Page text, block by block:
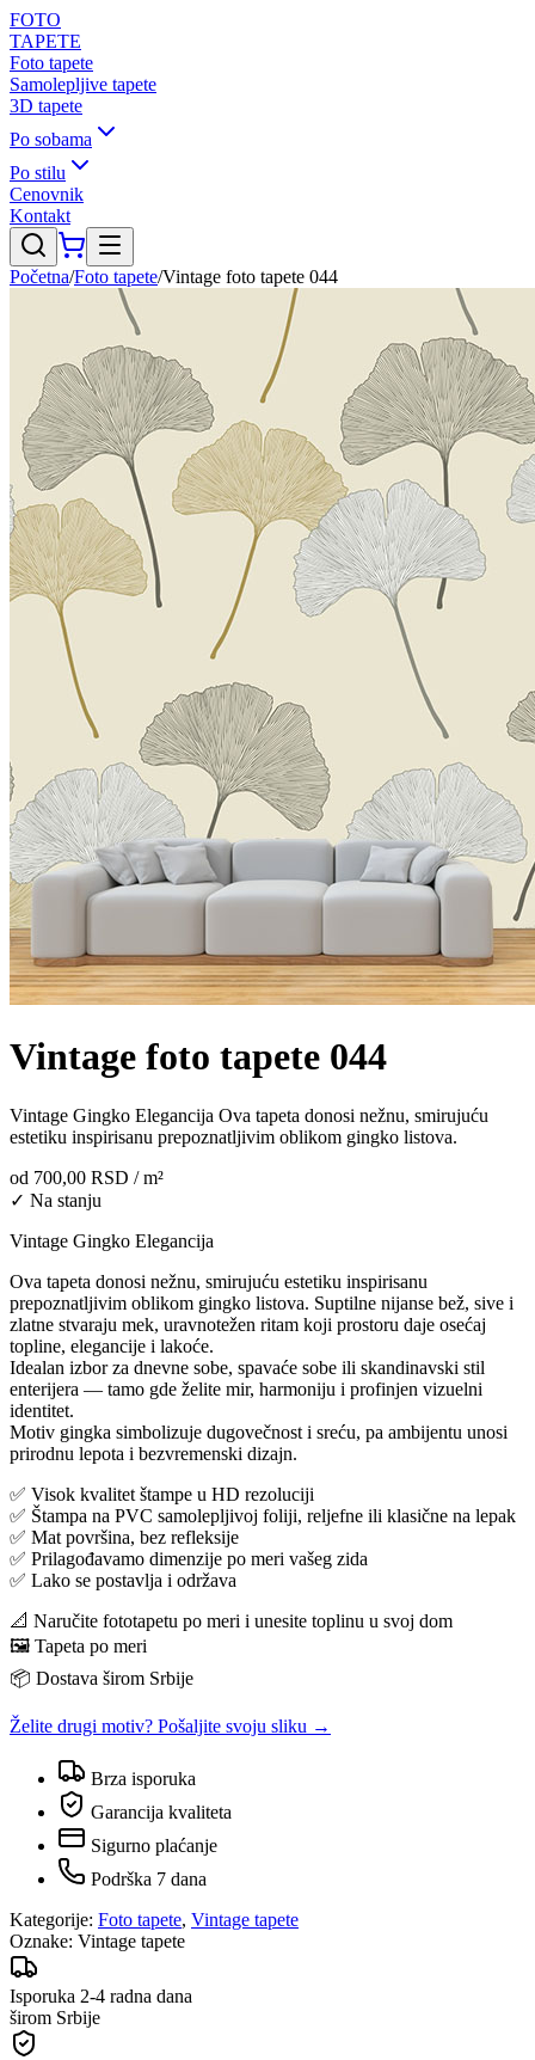
FOTO
TAPETE
Foto tapete
Samolepljive tapete
3D tapete
Po sobama
Po stilu
Cenovnik
Kontakt
Početna/Foto tapete/Vintage foto tapete 044
Vintage foto tapete 044
Vintage Gingko Elegancija Ova tapeta donosi nežnu, smirujuću
estetiku inspirisanu prepoznatljivim oblikom gingko listova.
od 700,00 RSD / m²
✓ Na stanju
Vintage Gingko Elegancija
Ova tapeta donosi nežnu, smirujuću estetiku inspirisanu
prepoznatljivim oblikom gingko listova. Suptilne nijanse bež, sive i
zlatne stvaraju mek, uravnotežen ritam koji prostoru daje osećaj
topline, elegancije i lakoće.
Idealan izbor za dnevne sobe, spavaće sobe ili skandinavski stil
enterijera — tamo gde želite mir, harmoniju i profinjen vizuelni
identitet.
Motiv gingka simbolizuje dugovečnost i sreću, pa ambijentu unosi
prirodnu lepota i bezvremenski dizajn.
✅ Visok kvalitet štampe u HD rezoluciji
✅ Štampa na PVC samolepljivoj foliji, reljefne ili klasične na lepak
✅ Mat površina, bez refleksije
✅ Prilagođavamo dimenzije po meri vašeg zida
✅ Lako se postavlja i održava
📐 Naručite fototapetu po meri i unesite toplinu u svoj dom
🖼️ Tapeta po meri
📦 Dostava širom Srbije
Želite drugi motiv? Pošaljite svoju sliku →
Brza isporuka
Garancija kvaliteta
Sigurno plaćanje
Podrška 7 dana
Kategorije: Foto tapete, Vintage tapete
Oznake: Vintage tapete
Isporuka 2-4 radna dana
širom Srbije